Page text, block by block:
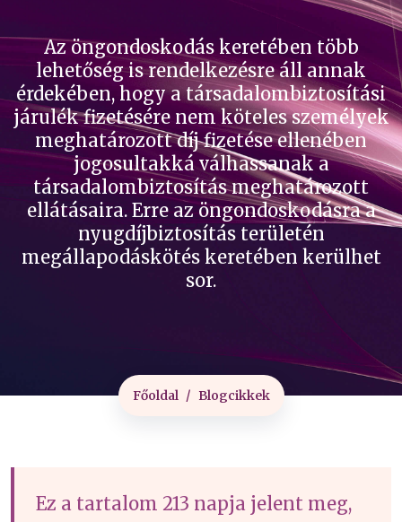
Az öngondoskodás keretében több
lehetőség is rendelkezésre áll annak
érdekében, hogy a társadalombiztosítási
járulék fizetésére nem köteles személyek
meghatározott díj fizetése ellenében
jogosultakká válhassanak a
társadalombiztosítás meghatározott
ellátásaira. Erre az öngondoskodásra a
nyugdíjbiztosítás területén
megállapodáskötés keretében kerülhet
sor.
Főoldal Blogcikkek
Ez a tartalom 213 napja jelent meg,